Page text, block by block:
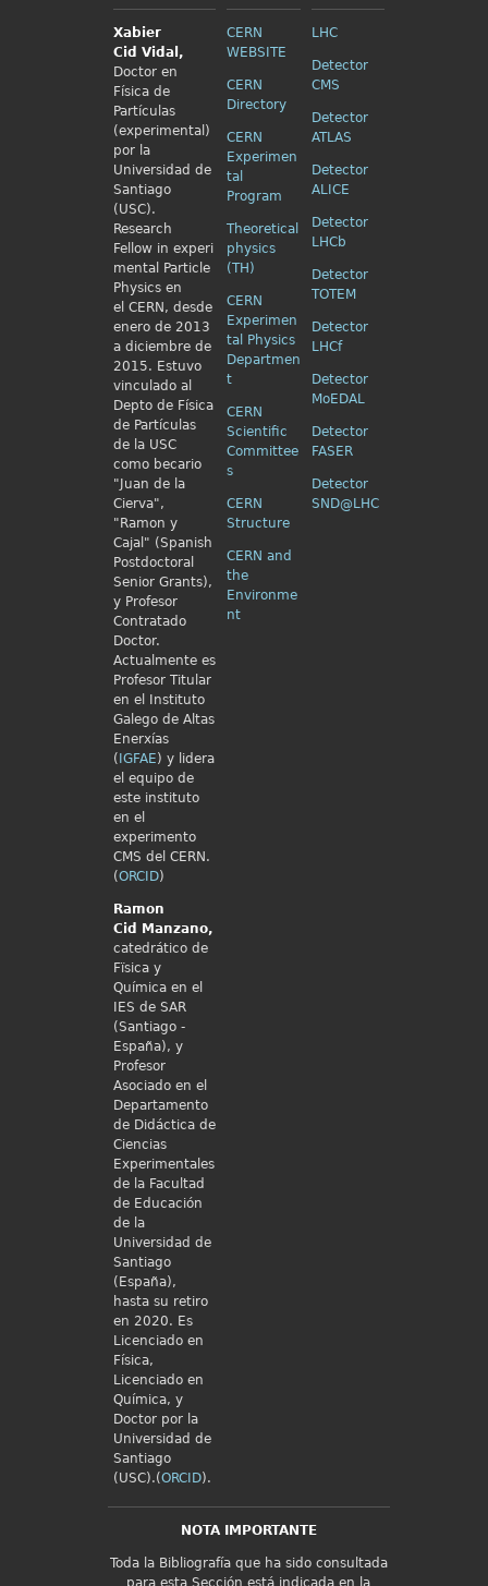
Xabier
Cid Vidal,
Doctor en
Física de
Partículas
(experimental)
por la
Universidad de
Santiago
(USC).
Research
Fellow in experi
mental Particle
Physics en
el CERN, desde
enero de 2013
a diciembre de
2015. Estuvo
vinculado al
Depto de Física
de Partículas
de la USC
como becario
"Juan de la
Cierva",
"Ramon y
Cajal" (Spanish
Postdoctoral
Senior Grants),
y Profesor
Contratado
Doctor.
Actualmente es
Profesor Titular
en el Instituto
Galego de Altas
Enerxías
( IGFAE) y lidera
el equipo de
este instituto
en el
experimento
CMS del CERN.
(ORCID)
Ramon
Cid
Manzano,
catedrático de
Fïsica y
Química en el
IES de SAR
(Santiago -
España), y
Profesor
Asociado en el
Departamento
de Didáctica de
Ciencias
Experimentales
de la Facultad
de Educación
de la
Universidad de
Santiago
(España),
hasta su retiro
en 2020. Es
Licenciado en
Física,
Licenciado en
Química, y
Doctor por la
Universidad de
Santiago
(USC).(ORCID).
CERN
WEBSITE
CERN
Directory
CERN
Experimen
tal
Program
Theoretical
physics
(TH)
CERN
Experimen
tal Physics
Departmen
t
CERN
Scientific
Committee
s
CERN
Structure
CERN and
the
Environme
nt
LHC
Detector
CMS
Detector
ATLAS
Detector
ALICE
Detector
LHCb
Detector
TOTEM
Detector
LHCf
Detector
MoEDAL
Detector
FASER
Detector
SND@LHC
NOTA IMPORTANTE
Toda la Bibliografía que ha sido consultada
para esta Sección está indicada en la